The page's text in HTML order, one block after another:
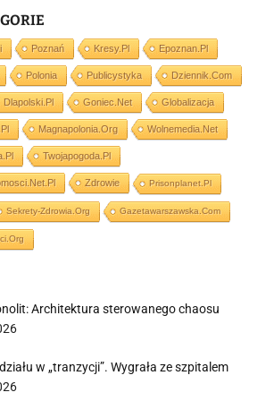
Poznań Kresy.pl Epoznan.pl
Polonia Publicystyka Dziennik.com
Dlapolski.pl Goniec.net Globalizacja
Magnapolonia.org Wolnemedia.net
Twojapogoda.pl
Zdrowie Prisonplanet.pl
Sekrety-Zdrowia.org Gazetawarszawska.com
Architektura sterowanego chaosu
w „tranzycji”. Wygrała ze szpitalem